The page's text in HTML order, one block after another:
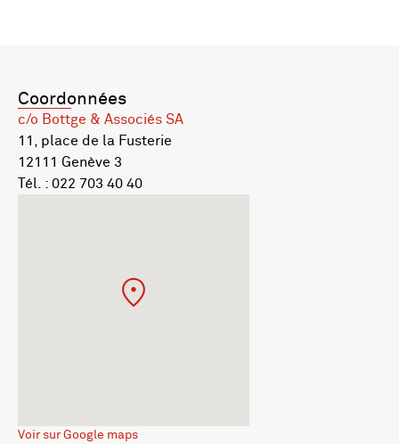
Coordonnées
c/o Bottge & Associés SA
11, place de la Fusterie
12111 Genève 3
Tél. : 022 703 40 40
Voir sur Google maps